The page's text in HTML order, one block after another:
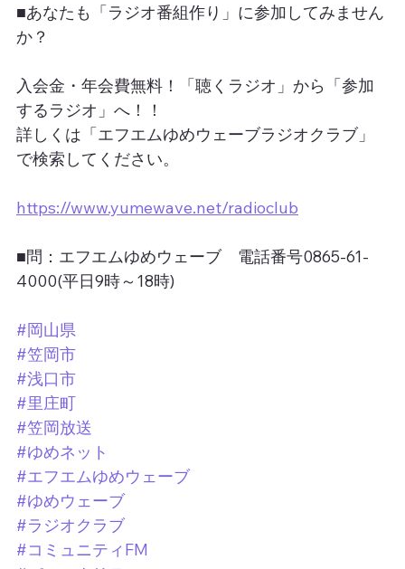
■あなたも「ラジオ番組作り」に参加してみません
か？
入会金・年会費無料！「聴くラジオ」から「参加
するラジオ」へ！！
詳しくは「エフエムゆめウェーブラジオクラブ」
で検索してください。
https://www.yumewave.net/radioclub
■問：エフエムゆめウェーブ　電話番号0865-61-
4000(平日9時～18時)
#岡山県
#笠岡市
#浅口市
#里庄町
#笠岡放送
#ゆめネット
#エフエムゆめウェーブ
#ゆめウェーブ
#ラジオクラブ
#コミュニティFM